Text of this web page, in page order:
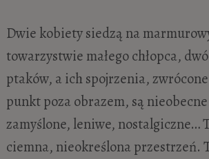
Dwie kobiety siedzą na
towarzystwie małego chłopca,
ptaków, a ich spojrzenia,
punkt poza obrazem, są
zamyślone, leniwe, nostalgiczne…
ciemna, nieokreślona przestrzeń.